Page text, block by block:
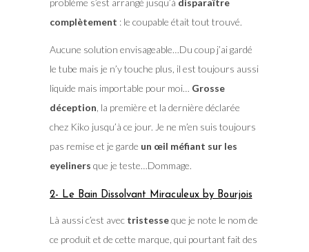
problème s’est arrangé jusqu’à disparaître
complètement : le coupable était tout trouvé.
Aucune solution envisageable…Du coup j’ai gardé
le tube mais je n’y touche plus, il est toujours aussi
liquide mais importable pour moi… Grosse
déception , la première et la dernière déclarée
chez Kiko jusqu’à ce jour. Je ne m’en suis toujours
pas remise et je garde un œil méfiant sur les
eyeliners que je teste…Dommage.
2- Le Bain Dissolvant Miraculeux by Bourjois
Là aussi c’est avectristesseque je note le nom de
ce produit et de cette marque, qui pourtant fait des